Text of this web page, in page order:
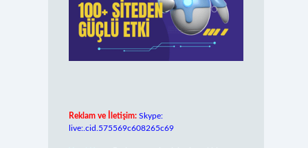
Reklam ve İletişim: Skype:
live:.cid.575569c608265c69